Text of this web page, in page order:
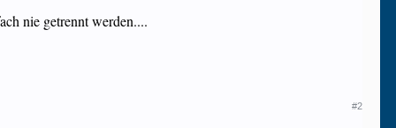
nie getrennt werden....
#2